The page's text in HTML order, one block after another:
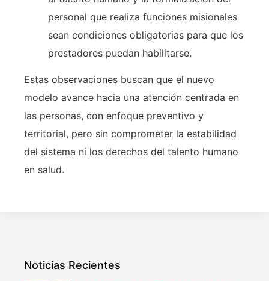
personal que realiza funciones misionales
sean condiciones obligatorias para que los
prestadores puedan habilitarse.
Estas observaciones buscan que el nuevo
modelo avance hacia una atención centrada en
las personas, con enfoque preventivo y
territorial, pero sin comprometer la estabilidad
del sistema ni los derechos del talento humano
en salud.
Noticias Recientes